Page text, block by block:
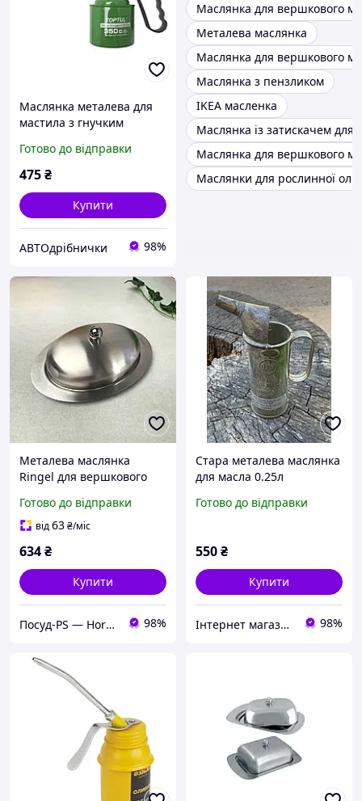
Маслянка металева для
мастила з гнучким
Toptul
Готово до відправки
475₴
Купити
АВТОдрібнички 98%
Маслянка для вершкового
Металева маслянка
Маслянка для вершкового
Маслянка з пензликом
IKEA масленка
Маслянка із затискачем для
Маслянка для вершкового
Маслянки для рослинної олії
Металева маслянка
Ringel для вершкового
Австрія
Готово до відправки
від63₴/міс
634₴
Купити
Посуд-PS — Horeca Посуд Подарунки 98%
Стара металева маслянка
для масла 0.25л
Готово до відправки
550₴
Купити
Iнтернет магазин Барахолочка 98%